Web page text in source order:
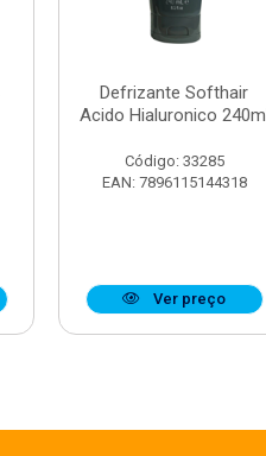
Defrizante Softhair
Acido Hialuronico 240ml
Código: 33285
EAN: 7896115144318
Ver preço